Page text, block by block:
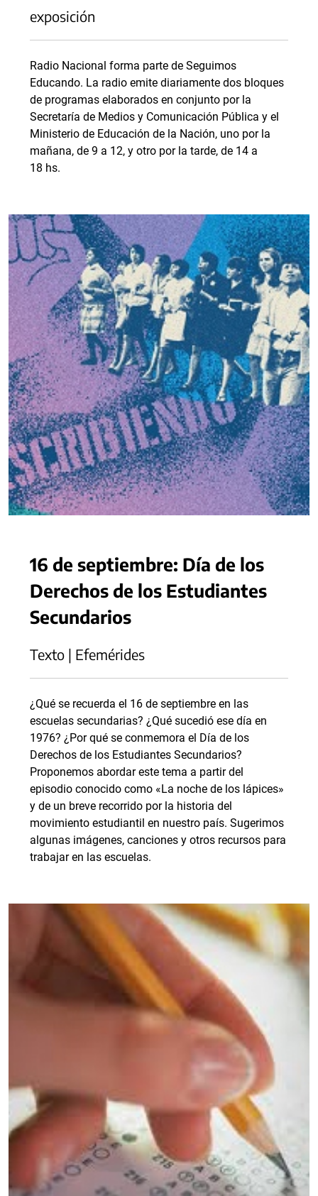
exposición
Radio Nacional forma parte de Seguimos
Educando. La radio emite diariamente dos bloques
de programas elaborados en conjunto por la
Secretaría de Medios y Comunicación Pública y el
Ministerio de Educación de la Nación, uno por la
mañana, de 9 a 12, y otro por la tarde, de 14 a
18 hs.
16 de septiembre: Día de los
Derechos de los Estudiantes
Secundarios
Texto | Efemérides
¿Qué se recuerda el 16 de septiembre en las
escuelas secundarias? ¿Qué sucedió ese día en
1976? ¿Por qué se conmemora el Día de los
Derechos de los Estudiantes Secundarios?
Proponemos abordar este tema a partir del
episodio conocido como «La noche de los lápices»
y de un breve recorrido por la historia del
movimiento estudiantil en nuestro país. Sugerimos
algunas imágenes, canciones y otros recursos para
trabajar en las escuelas.